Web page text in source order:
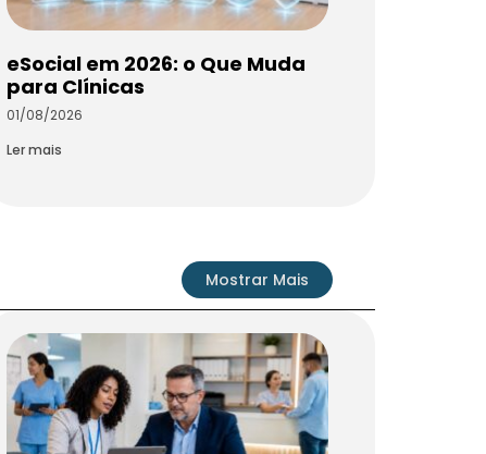
eSocial em 2026: o Que Muda
para Clínicas
01/08/2026
Ler mais
Mostrar Mais